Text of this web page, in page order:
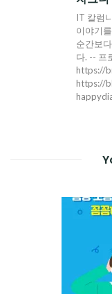
IT 칼럼
이야기
순간보
다. -- 프
https://
https://